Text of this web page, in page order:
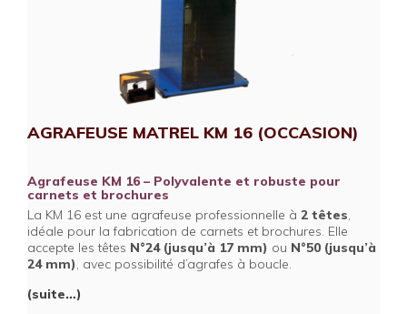
AGRAFEUSE MATREL KM 16 (OCCASION)
Agrafeuse KM 16 – Polyvalente et robuste pour
carnets et brochures
La KM 16 est une agrafeuse professionnelle à 2 têtes,
idéale pour la fabrication de carnets et brochures. Elle
accepte les têtes N°24 (jusqu’à 17 mm) ou N°50 (jusqu’à
24 mm), avec possibilité d’agrafes à boucle.
(suite…)